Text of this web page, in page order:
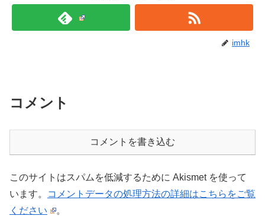
imhk
コメント
コメントを書き込む
このサイトはスパムを低減するために Akismet を使って
います。
コメントデータの処理方法の詳細はこちらをご覧
ください
。